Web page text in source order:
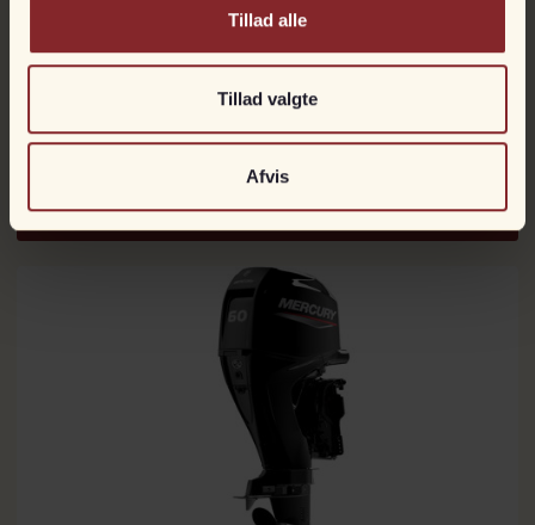
Tillad alle
Tillad valgte
Afvis
Til fjernstyring
DKK 52.990